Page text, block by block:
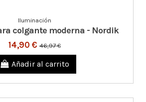
Iluminación
colgante moderna - Nordik
14,90 €46,97 €
Añadir al carrito